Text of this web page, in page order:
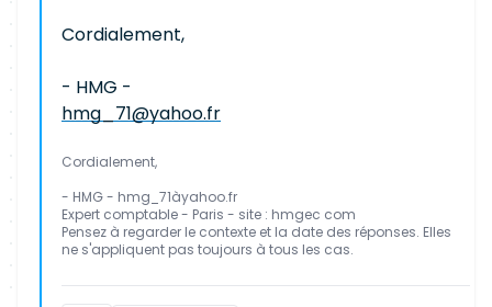
Cordialement,
- HMG -
hmg_71@yahoo.fr
Cordialement,
- HMG - hmg_71àyahoo.fr
Expert comptable - Paris - site : hmgec com
Pensez à regarder le contexte et la date des réponses. Elles
ne s'appliquent pas toujours à tous les cas.